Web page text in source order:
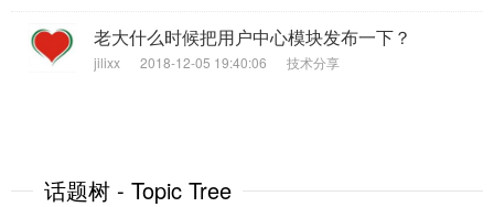
老大什么时候把用户中心模块发布一下？
jilixx 2018-12-05 19:40:06 技术分享
话题树 - Topic Tree